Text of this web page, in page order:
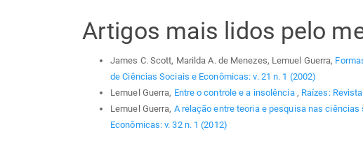
Artigos mais lidos pelo
James C. Scott, Marilda A. de Menezes, Lemuel Guerra,
de Ciências Sociais e Econômicas: v. 21 n. 1 (2002)
Lemuel Guerra, Entre o controle e a insolência , Raízes:
Lemuel Guerra, A relação entre teoria e pesquisa nas ciências
Econômicas: v. 32 n. 1 (2012)